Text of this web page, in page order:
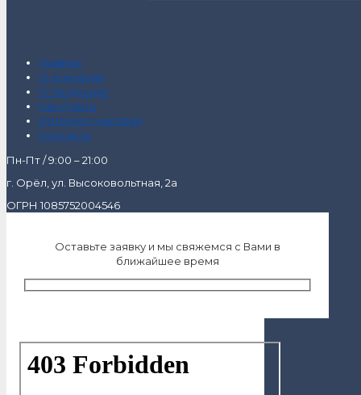
Главная
О компании
О продукции
Как купить
Интернет-магазин
Контакты
Пн-Пт / 9:00 – 21:00
г. Орёл, ул. Высоковольтная, 2а
ОГРН 1085752004546
Оставьте заявку и мы свяжемся с Вами в
ближайшее время